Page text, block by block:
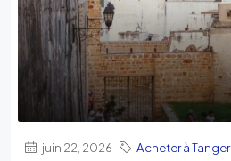
juin 22, 2026 Acheter à Tanger